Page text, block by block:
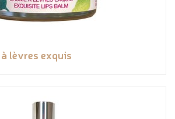
lèvres exquis